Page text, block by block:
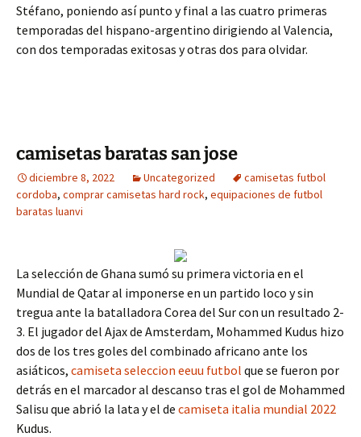
Stéfano, poniendo así punto y final a las cuatro primeras
temporadas del hispano-argentino dirigiendo al Valencia,
con dos temporadas exitosas y otras dos para olvidar.
camisetas baratas san jose
diciembre 8, 2022 Uncategorized
camisetas futbol
cordoba, comprar camisetas hard rock, equipaciones de futbol
baratas luanvi
La selección de Ghana sumó su primera victoria en el
Mundial de Qatar al imponerse en un partido loco y sin
tregua ante la batalladora Corea del Sur con un resultado 2-
3. El jugador del Ajax de Amsterdam, Mohammed Kudus hizo
dos de los tres goles del combinado africano ante los
asiáticos, camiseta seleccion eeuu futbol que se fueron por
detrás en el marcador al descanso tras el gol de Mohammed
Salisu que abrió la lata y el de camiseta italia mundial 2022
Kudus.